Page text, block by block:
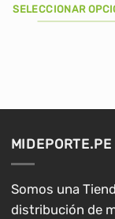
original
era:
SELECCIONAR
se
pueden
elegir
en
MIDEPORTE.PE
Somos una
distribución de